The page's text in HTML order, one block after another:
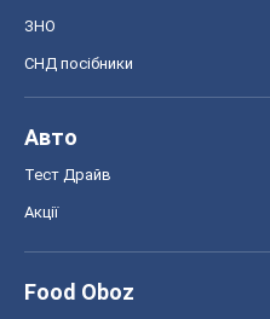
ЗНО
СНД посібники
Авто
Тест Драйв
Акції
Food Oboz